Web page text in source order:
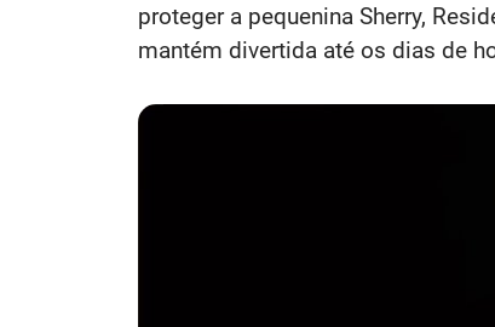
proteger a pequenina Sherry,
mantém divertida até os dias de